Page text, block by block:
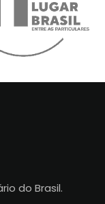
do Brasil.